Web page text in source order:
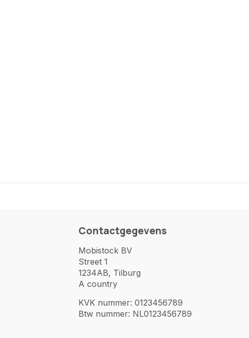
Contactgegevens
Mobistock BV
Street 1
1234AB, Tilburg
A country
KVK nummer: 0123456789
Btw nummer: NL0123456789